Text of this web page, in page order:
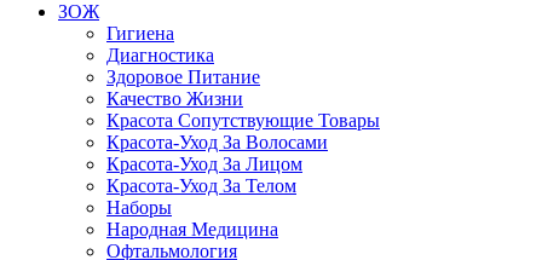
ЗОЖ
Гигиена
Диагностика
Здоровое Питание
Качество Жизни
Красота Сопутствующие Товары
Красота-Уход За Волосами
Красота-Уход За Лицом
Красота-Уход За Телом
Наборы
Народная Медицина
Офтальмология